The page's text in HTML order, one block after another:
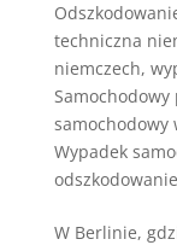
techniczna
niemczech,
samochodowy
Wypadek
odszkodowanie
W Berlinie,